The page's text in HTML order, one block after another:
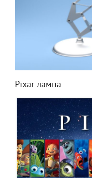
Pixar лампа